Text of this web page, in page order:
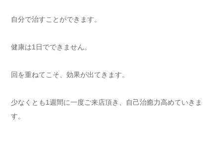
自分で治すことができます。
健康は1日でできません。
回を重ねてこそ、効果が出てきます。
少なくとも1週間に一度ご来店頂き、自己治癒力高めていきま
す。